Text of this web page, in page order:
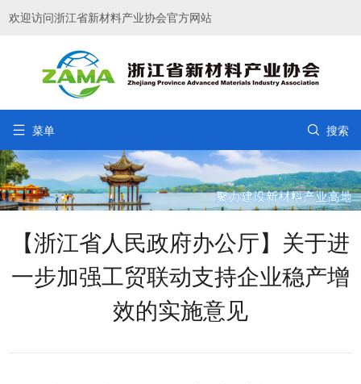
欢迎访问浙江省新材料产业协会官方网站
 菜单  搜索
【浙江省人民政府办公厅】关于进
一步加强工贸联动支持企业稳产增
效的实施意见